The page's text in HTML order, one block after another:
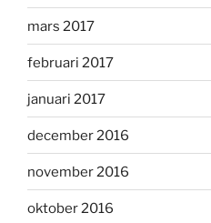
mars 2017
februari 2017
januari 2017
december 2016
november 2016
oktober 2016